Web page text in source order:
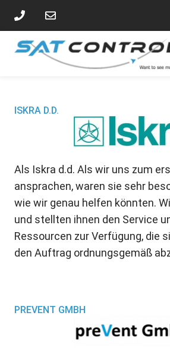
ISKRA D.D.
Als Iskra d.d. Als wir uns zum
ansprachen, waren sie sehr
wie wir genau helfen könnten.
und stellten ihnen den Service
Ressourcen zur Verfügung, die
den Auftrag ordnungsgemäß
PREVENT GMBH